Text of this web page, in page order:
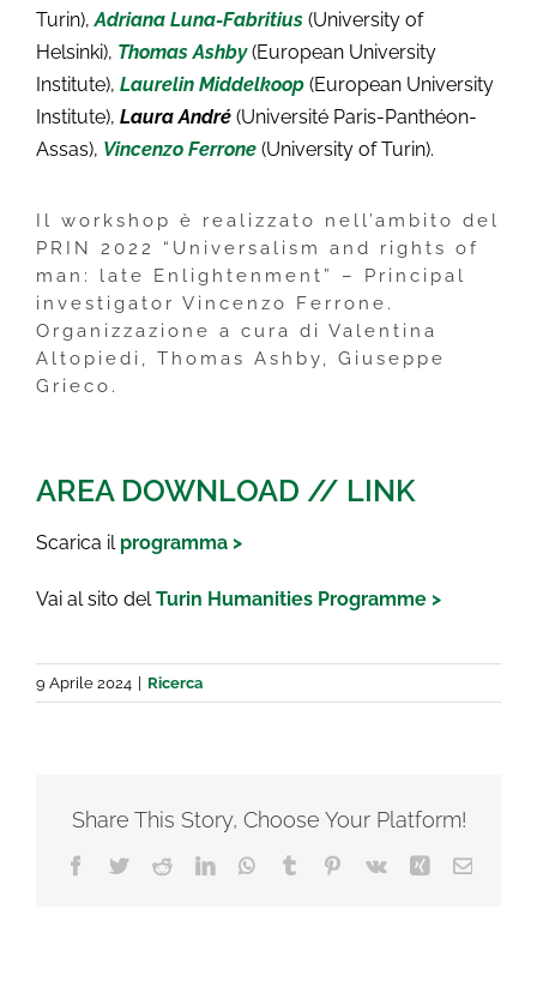
Turin), Adriana Luna-Fabritius (University of
Helsinki), Thomas Ashby(European University
Institute), Laurelin Middelkoop(European University
Institute), Laura André(Université Paris-Panthéon-
Assas), Vincenzo Ferrone(University of Turin).
Il workshop è realizzato nell’ambito del
PRIN 2022 “Universalism and rights of
man: late Enlightenment” – Principal
investigator Vincenzo Ferrone.
Organizzazione a cura di Valentina
Altopiedi, Thomas Ashby, Giuseppe
Grieco.
AREA DOWNLOAD // LINK
Scarica il programma >
Vai al sito delTurin Humanities Programme >
9 Aprile 2024 Ricerca
Share This Story, Choose Your Platform!
Facebook
TwitterRedditLinkedInWhatsApp
TumblrPinterest
Vk XingEmail